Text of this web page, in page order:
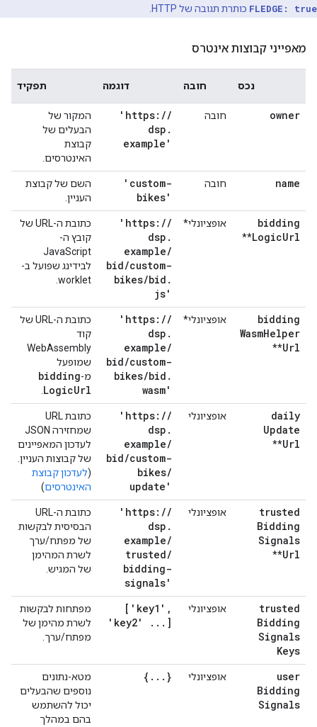
FLEDGE: true כותרת תגובה של HTTP.
מאפייני קבוצות אינטרס
נכס חובה דוגמה תפקיד
owner חובה 'https: //
dsp .
example'
המקור של
הבעלים של
קבוצת
האינטרסים.
name חובה
'custom-
bikes'
השם של קבוצת
העניין.
bidding
LogicUrl
**
אופציונלי* 'https: //
dsp .
example/
bid/custom-
bikes/bid .
js'
כתובת ה-URL של
קובץ ה-
JavaScript
לבידינג שפועל ב-
worklet.
bidding
WasmHelper
Url
**
אופציונלי* 'https: //
dsp .
example/
bid/custom-
bikes/bid .
wasm'
כתובת ה-URL של
קוד
WebAssembly
שמופעל
מ-bidding
LogicUrl
daily
Update
Url
**
אופציונלי 'https: //
dsp .
example/
bid/custom-
bikes/
update'
כתובת URL
שמחזירה JSON
לעדכון המאפיינים
של קבוצות העניין.
(לעדכון קבוצת
האינטרסים)
trusted
Bidding
Signals
Url
**
אופציונלי 'https: //
dsp .
example/
trusted/
bidding-
signals'
כתובת ה-URL
הבסיסית לבקשות
של מפתח/ערך
לשרת המהימן
של המגיש.
trusted
Bidding
Signals
Keys
אופציונלי ['key1' ,
'key2'
. . . ]
מפתחות לבקשות
לשרת מהימן של
מפתח/ערך.
user
Bidding
Signals
אופציונלי { . . . }
מטא-נתונים
נוספים שהבעלים
יכול להשתמש
בהם במהלך